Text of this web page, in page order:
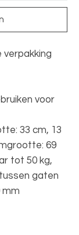
verpakking
voor
33 cm, 13
69
tot 50 kg,
gaten
mm